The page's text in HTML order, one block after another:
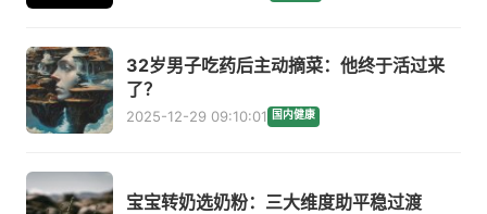
32岁男子吃药后主动摘菜：他终于活过来
了？
2025-12-29 09:10:01 国内健康
宝宝转奶选奶粉：三大维度助平稳过渡